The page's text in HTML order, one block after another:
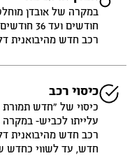
חודשים ועד
רכב חדש מהיבואנית
כיסוי רכב
עלייתו לכביש- במקרה
רכב חדש מהיבואנית
חדש, עד לשווי כחדש